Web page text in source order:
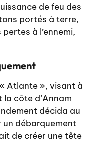
de feu des
portés à terre,
à l’ennemi,
Atlante », visant à
côte d’Annam
décida au
un débarquement
de créer une tête